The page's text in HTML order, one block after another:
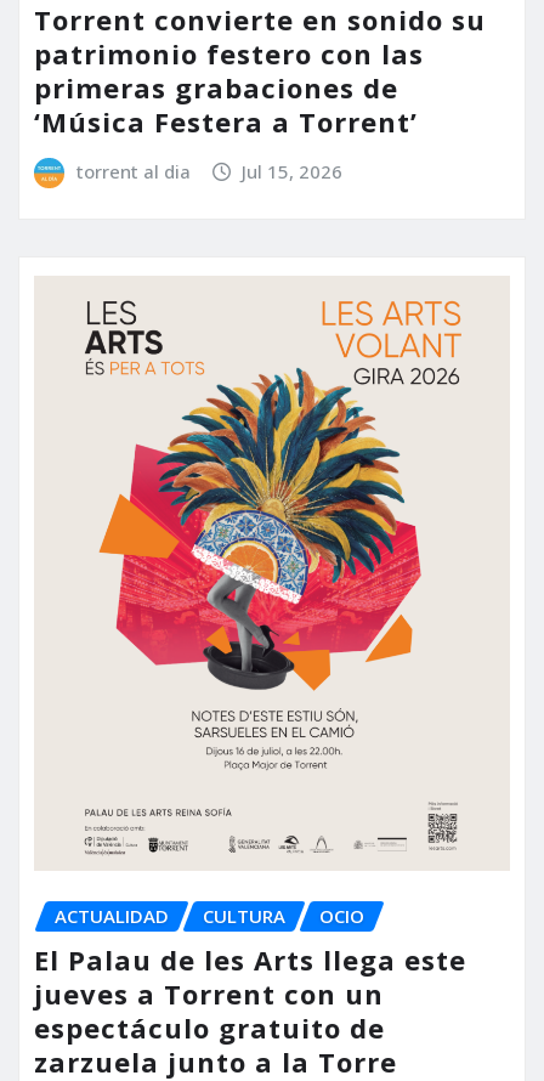
Torrent convierte en sonido su
patrimonio festero con las
primeras grabaciones de
‘Música Festera a Torrent’
torrent al dia Jul 15, 2026
ACTUALIDAD CULTURA OCIO
El Palau de les Arts llega este
jueves a Torrent con un
espectáculo gratuito de
zarzuela junto a la Torre